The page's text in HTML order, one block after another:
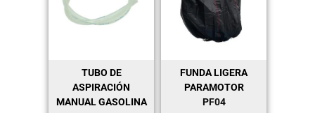
TUBO DE
ASPIRACIÓN
MANUAL GASOLINA
FUNDA LIGERA
PARAMOTOR
PF04